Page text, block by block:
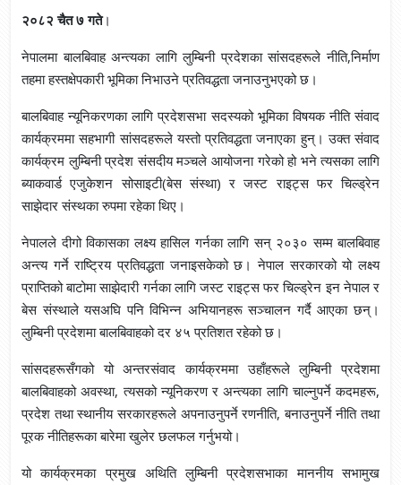
२०८२ चैत ७ गते।
नेपालमा बालबिवाह अन्त्यका लागि लुम्बिनी प्रदेशका सांसदहरूले नीति,निर्माण
तहमा हस्तक्षेपकारी भूमिका निभाउने प्रतिवद्धता जनाउनुभएको छ।
बालबिवाह न्यूनिकरणका लागि प्रदेशसभा सदस्यको भूमिका विषयक नीति संवाद
कार्यक्रममा सहभागी सांसदहरूले यस्तो प्रतिवद्धता जनाएका हुन्। उक्त संवाद
कार्यक्रम लुम्बिनी प्रदेश संसदीय मञ्चले आयोजना गरेको हो भने त्यसका लागि
ब्याकवार्ड एजुकेशन सोसाइटी(बेस संस्था) र जस्ट राइट्स फर चिल्ड्रेन
साझेदार संस्थका रुपमा रहेका थिए।
नेपालले दीगो विकासका लक्ष्य हासिल गर्नका लागि सन् २०३० सम्म बालबिवाह
अन्त्य गर्ने राष्ट्रिय प्रतिवद्धता जनाइसकेको छ। नेपाल सरकारको यो लक्ष्य
प्राप्तिको बाटोमा साझेदारी गर्नका लागि जस्ट राइट्स फर चिल्ड्रेन इन नेपाल र
बेस संस्थाले यसअघि पनि विभिन्न अभियानहरू सञ्चालन गर्दै आएका छन्।
लुम्बिनी प्रदेशमा बालबिवाहको दर ४५ प्रतिशत रहेको छ।
सांसदहरूसँगको यो अन्तरसंवाद कार्यक्रममा उहाँहरूले लुम्बिनी प्रदेशमा
बालबिवाहको अवस्था, त्यसको न्यूनिकरण र अन्त्यका लागि चाल्नुपर्ने कदमहरू,
प्रदेश तथा स्थानीय सरकारहरूले अपनाउनुपर्ने रणनीति, बनाउनुपर्ने नीति तथा
पूरक नीतिहरूका बारेमा खुलेर छलफल गर्नुभयो।
यो कार्यक्रमका प्रमुख अथिति लुम्बिनी प्रदेशसभाका माननीय सभामुख